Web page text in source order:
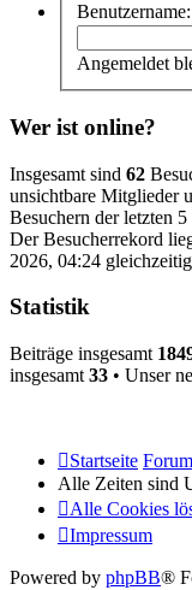
Benutzername:
Angemeldet
Wer ist online?
Insgesamt sind 62
unsichtbare Mitglieder
Besuchern der letzten
Der Besucherrekord
2026, 04:24
Statistik
Beiträge insgesamt
insgesamt 33 • Unser
Startseite Forum
Alle Zeiten sind
Alle Cookies
Impressum
Powered by phpBB®